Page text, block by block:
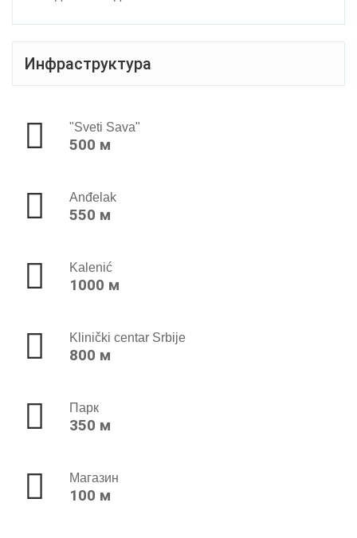
Инфраструктура
"Sveti Sava"
500 м
Anđelak
550 м
Kalenić
1000 м
Klinički centar Srbije
800 м
Парк
350 м
Магазин
100 м